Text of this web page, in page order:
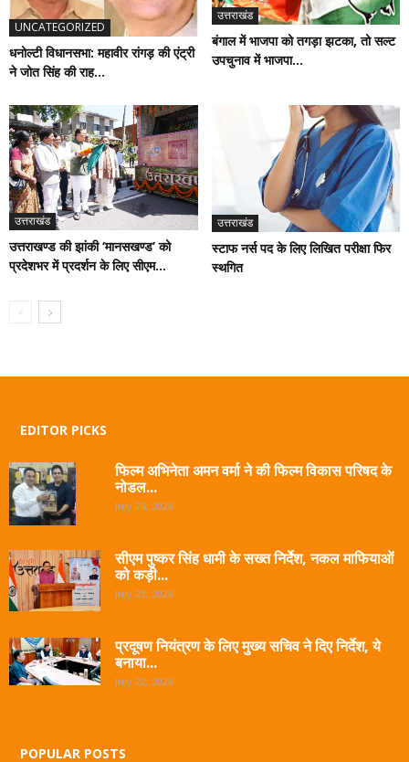
UNCATEGORIZED
धनोल्टी विधानसभा: महावीर रांगड़ की एंट्री
ने जोत सिंह की राह...
उत्तराखंड
बंगाल में भाजपा को तगड़ा झटका, तो सल्ट
उपचुनाव में भाजपा...
उत्तराखंड
उत्तराखण्ड की झांकी ‘मानसखण्ड’ को
प्रदेशभर में प्रदर्शन के लिए सीएम...
उत्तराखंड
स्टाफ नर्स पद के लिए लिखित परीक्षा फिर
स्थगित
EDITOR PICKS
फिल्म अभिनेता अमन वर्मा ने की फिल्म विकास परिषद के
नोडल...
July 24, 2026
सीएम पुष्कर सिंह धामी के सख्त निर्देश, नकल माफियाओं
को कड़ी...
July 23, 2026
प्रदूषण नियंत्रण के लिए मुख्य सचिव ने दिए निर्देश, ये
बनाया...
July 22, 2026
POPULAR POSTS